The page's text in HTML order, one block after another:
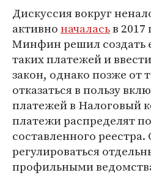
Дискуссия вокруг
активноначаласьв 2017
Минфин решил создать
таких платежей и
закон, однако позже от
отказаться в пользу
платежей в Налоговый
платежи распределят
составленного
регулироваться
профильными